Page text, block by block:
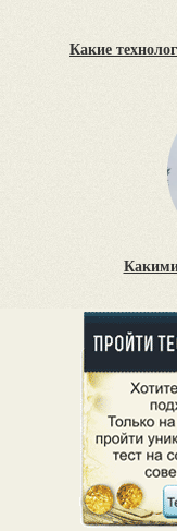
Какие
Какими